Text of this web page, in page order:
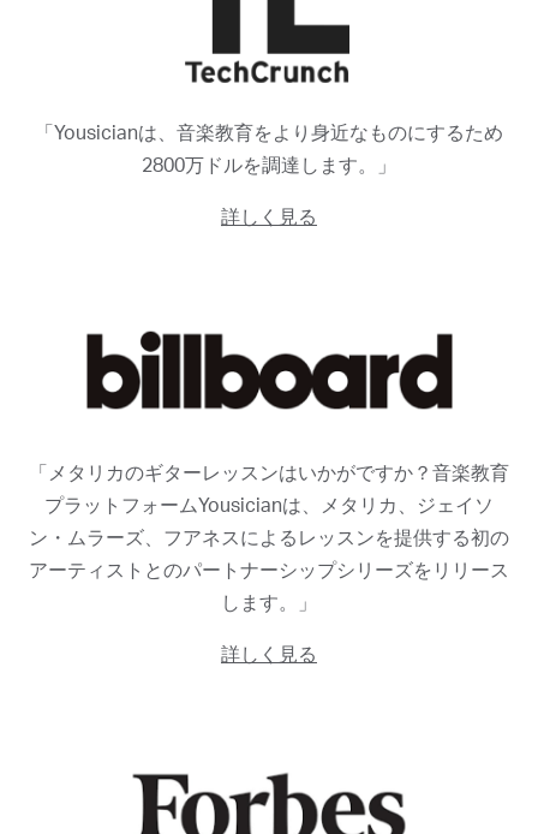
「Yousicianは、音楽教育をより身近なものにするため
2800万ドルを調達します。」
詳しく見る
「メタリカのギターレッスンはいかがですか？音楽教育
プラットフォームYousicianは、メタリカ、ジェイソ
ン・ムラーズ、フアネスによるレッスンを提供する初の
アーティストとのパートナーシップシリーズをリリース
します。」
詳しく見る